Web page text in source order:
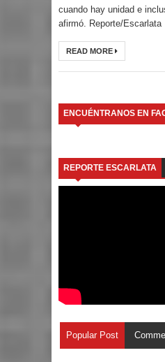
cuando hay unidad e
afirmó. Reporte/Escarlata
READ MORE
ENCUÉNTRANOS EN
REPORTE ESCARLATA
Popular Post